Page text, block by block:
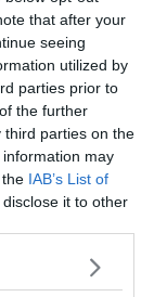
that after your
seeing
utilized by
parties prior to
the further
third parties on the
information may
IAB’s List of
it to other